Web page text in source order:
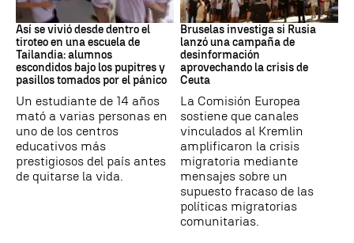
Tiroteo
Así se vivió desde dentro el
tiroteo en una escuela de
Tailandia: alumnos
escondidos bajo los pupitres y
pasillos tomados por el pánico
Un estudiante de 14 años
mató a varias personas en
uno de los centros
educativos más
prestigiosos del país antes
de quitarse la vida.
Desinformación rusa
Bruselas investiga si Rusia
lanzó una campaña de
desinformación
aprovechando la crisis de
Ceuta
La Comisión Europea
sostiene que canales
vinculados al Kremlin
amplificaron la crisis
migratoria mediante
mensajes sobre un
supuesto fracaso de las
políticas migratorias
comunitarias.